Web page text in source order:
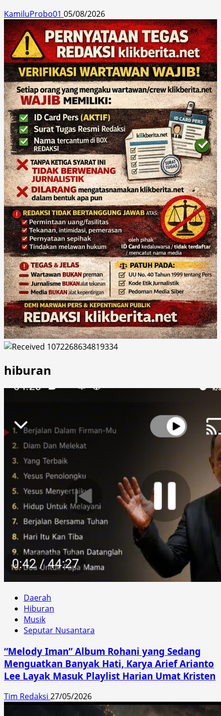
KamiluProbo01 05/08/2026
hiburan
Daerah
Hiburan
Musik
Seputar Nusantara
“Melody Iman” Album Rohani yang Sedang
Menguatkan Banyak Hati, Karya Arief Arianto
Lee Layak Masuk Playlist Harian Umat Kristen
Tim Redaksi 27/05/2026